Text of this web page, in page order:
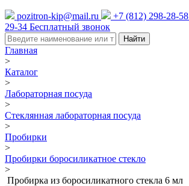
pozitron-kip@mail.ru +7 (812) 298-28-58
29-34 Бесплатный звонок
Найти
Главная
>
Каталог
>
Лабораторная посуда
>
Стеклянная лабораторная посуда
>
Пробирки
>
Пробирки боросиликатное стекло
>
Пробирка из боросиликатного стекла 6 мл